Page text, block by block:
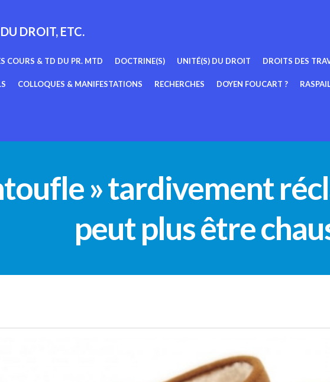
DROIT, ETC.
COURS & TD DU PR. MTD DOCTRINE(S) UNITÉ(S) DU DROIT DROITS DES
COLLOQUES & MANIFESTATIONS RECHERCHES DOYEN FOUCART ?
» tardivement
peut plus être